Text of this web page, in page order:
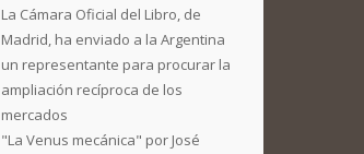
La Cámara Oficial del Libro, de
Madrid, ha enviado a la Argentina
un representante para procurar la
ampliación recíproca de los
mercados
"La Venus mecánica" por José